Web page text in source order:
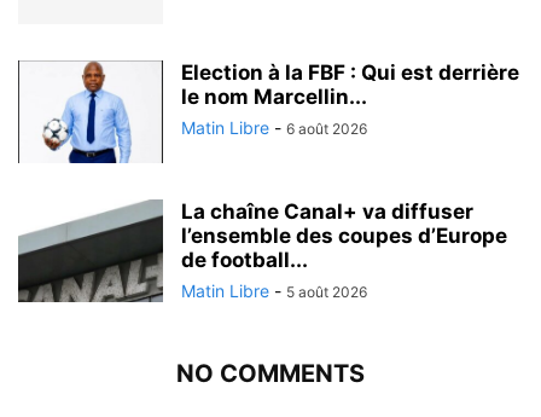
Election à la FBF : Qui est derrière
le nom Marcellin...
Matin Libre - 6 août 2026
La chaîne Canal+ va diffuser
l’ensemble des coupes d’Europe
de football...
Matin Libre - 5 août 2026
NO COMMENTS